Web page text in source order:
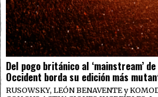
Del pogo británico al ‘mainstream’
Occident borda su edición más
RUSOWSKY, LEÓN BENAVENTE y